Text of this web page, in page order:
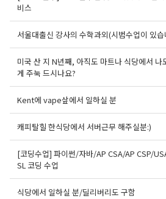
비스
서울대출신 강사의 수학과외(시범수업이 있습
미국 산 지 N년째, 아직도 마트나 식당에서 나
게 주눅 드시나요?
Kent에 vape샆에서 일하실 분
캐피탈힐 한식당에서 서버근무 해주실분:)
[코딩수업] 파이썬/자바/AP CSA/AP CSP/
SL 코딩 수업
식당에서 일하실 분/딜리버리도 구함